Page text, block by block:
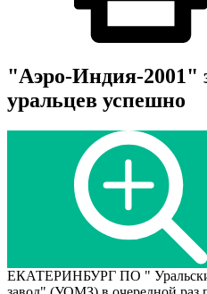
"Аэро-Индия-2001"
уральцев успешно
ЕКАТЕРИНБУРГ ПО "